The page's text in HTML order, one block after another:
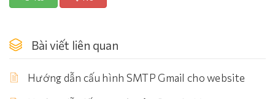
Bài viết liên quan
Hướng dẫn cấu hình SMTP Gmail cho website